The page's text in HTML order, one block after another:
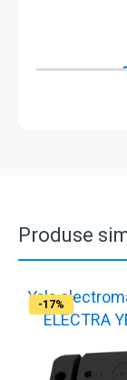
Produse
-17%
Yala
ELECTRA
-17%
-17%
-17%
-17%
-17%
-17%
-17%
-17%
-17%